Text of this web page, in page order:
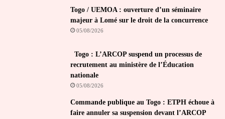
Togo / UEMOA : ouverture d’un séminaire
majeur à Lomé sur le droit de la concurrence
05/08/2026
Togo : L’ARCOP suspend un processus de
recrutement au ministère de l’Éducation
nationale
05/08/2026
Commande publique au Togo : ETPH échoue à
faire annuler sa suspension devant l’ARCOP